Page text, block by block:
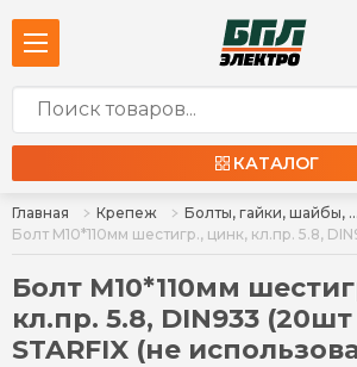
КАТАЛОГ
Главная Крепеж
Болты, гайки, шайбы, шпильки, крючки
Болт М10*110мм
кл.пр. 5.8, DIN933
STARFIX (не